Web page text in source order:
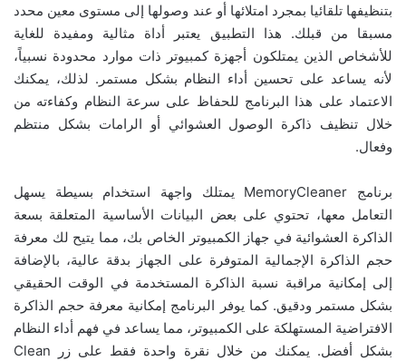
بتنظيفها تلقائيا بمجرد امتلائها أو عند وصولها إلى مستوى معين محدد
مسبقا من قبلك. هذا التطبيق يعتبر أداة مثالية ومفيدة للغاية
للأشخاص الذين يمتلكون أجهزة كمبيوتر ذات موارد محدودة نسبياً،
لأنه يساعد على تحسين أداء النظام بشكل مستمر. لذلك، يمكنك
الاعتماد على هذا البرنامج للحفاظ على سرعة النظام وكفاءته من
خلال تنظيف ذاكرة الوصول العشوائي أو الرامات بشكل منتظم
وفعال.
برنامج MemoryCleaner يمتلك واجهة استخدام بسيطة يسهل
التعامل معها، تحتوي على بعض البيانات الأساسية المتعلقة بسعة
الذاكرة العشوائية في جهاز الكمبيوتر الخاص بك، مما يتيح لك معرفة
حجم الذاكرة الإجمالية المتوفرة على الجهاز بدقة عالية، بالإضافة
إلى إمكانية مراقبة نسبة الذاكرة المستخدمة في الوقت الحقيقي
بشكل مستمر ودقيق. كما يوفر البرنامج إمكانية معرفة حجم الذاكرة
الافتراضية المستهلكة على الكمبيوتر، مما يساعد في فهم أداء النظام
بشكل أفضل. يمكنك من خلال نقرة واحدة فقط على زر Clean